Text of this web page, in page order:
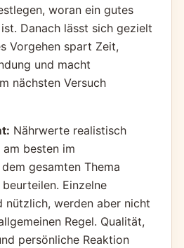
woran ein gutes
Danach lässt sich gezielt
Vorgehen spart Zeit,
und macht
nächsten Versuch
Nährwerte realistisch
besten im
gesamten Thema
beurteilen. Einzelne
nützlich, werden aber nicht
Regel. Qualität,
persönliche Reaktion